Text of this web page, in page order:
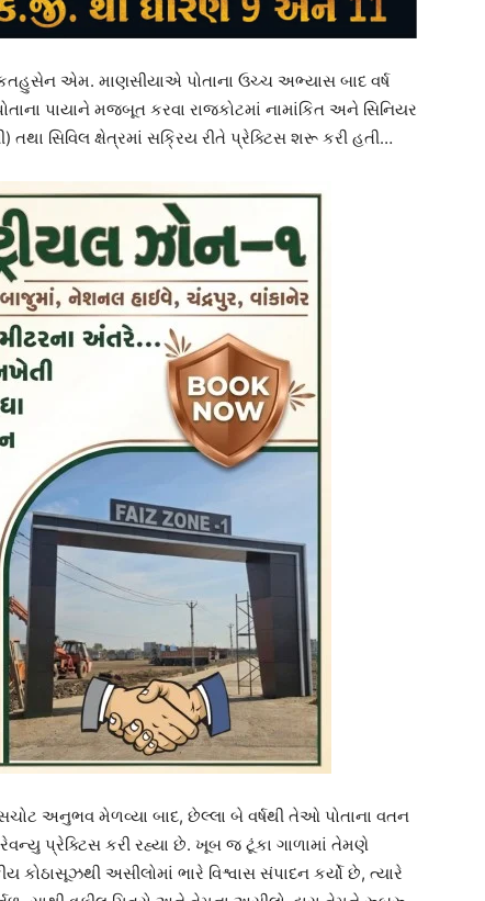
એમ. માણસીયાએ પોતાના ઉચ્ચ અભ્યાસ બાદ વર્ષ
પાયાને મજબૂત કરવા રાજકોટમાં નામાંકિત અને સિનિયર
તથા સિવિલ ક્ષેત્રમાં સક્રિય રીતે પ્રેક્ટિસ શરૂ કરી હતી…
અનુભવ મેળવ્યા બાદ, છેલ્લા બે વર્ષથી તેઓ પોતાના વતન
પ્રેક્ટિસ કરી રહ્યા છે. ખૂબ જ ટૂંકા ગાળામાં તેમણે
કોઠાસૂઝથી અસીલોમાં ભારે વિશ્વાસ સંપાદન કર્યો છે, ત્યારે